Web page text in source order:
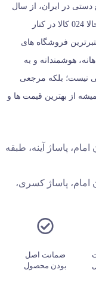
دستی در ایران، از سال
1396 با وب سایت (مس زنجان) شروع کردیم و حالا 024 کالا در کنار
فروشگاه‌ های
هوشمندانه و به‌
اینترنتی نیست؛ بلکه مرجعی
از بهترین قیمت‌ ها و
امام، پاساژ آینه، طبقه
امام، پاساژ کسری،
ضمانت اصل
بودن محصول